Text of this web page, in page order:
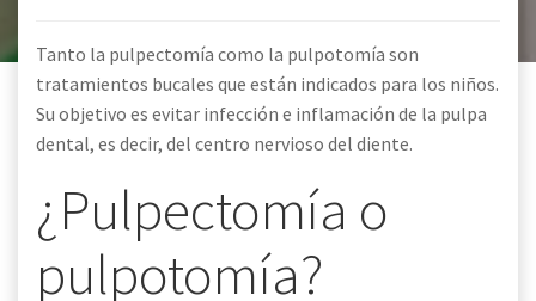
Tanto la pulpectomía como la pulpotomía son
tratamientos bucales que están indicados para los niños.
Su objetivo es evitar infección e inflamación de la pulpa
dental, es decir, del centro nervioso del diente.
¿Pulpectomía o
pulpotomía?